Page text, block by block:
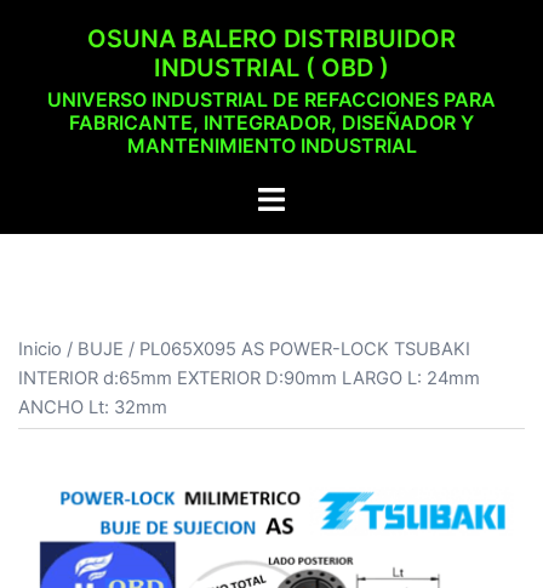
OSUNA BALERO DISTRIBUIDOR
INDUSTRIAL ( OBD )
UNIVERSO INDUSTRIAL DE REFACCIONES PARA
FABRICANTE, INTEGRADOR, DISEÑADOR Y
MANTENIMIENTO INDUSTRIAL
Alternar
Inicio / BUJE / PL065X095 AS POWER-LOCK TSUBAKI
INTERIOR d:65mm EXTERIOR D:90mm LARGO L: 24mm
ANCHO Lt: 32mm